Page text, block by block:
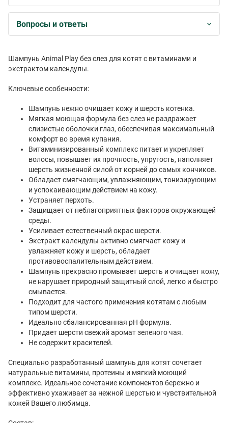
Вопросы и ответы
Шампунь Animal Play без слез для котят с витаминами и
экстрактом календулы.
Ключевые особенности:
Шампунь нежно очищает кожу и шерсть котенка.
Мягкая моющая формула без слез не раздражает
слизистые оболочки глаз, обеспечивая максимальный
комфорт во время купания.
Витаминизированный комплекс питает и укрепляет
волосы, повышает их прочность, упругость, наполняет
шерсть жизненной силой от корней до самых кончиков.
Обладает смягчающим, увлажняющим, тонизирующим
и успокаивающим действием на кожу.
Устраняет перхоть.
Защищает от неблагоприятных факторов окружающей
среды.
Усиливает естественный окрас шерсти.
Экстракт календулы активно смягчает кожу и
увлажняет кожу и шерсть, обладает
противовоспалительным действием.
Шампунь прекрасно промывает шерсть и очищает кожу,
не нарушает природный защитный слой, легко и быстро
смывается.
Подходит для частого применения котятам с любым
типом шерсти.
Идеально сбалансированная pH формула.
Придает шерсти свежий аромат зеленого чая.
Не содержит красителей.
Специально разработанный шампунь для котят сочетает
натуральные витамины, протеины и мягкий моющий
комплекс. Идеальное сочетание компонентов бережно и
эффективно ухаживает за нежной шерстью и чувствительной
кожей Вашего любимца.